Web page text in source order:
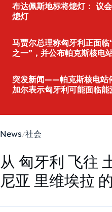
布达佩斯地标将熄灯： 议
熄灯
马贾尔总理称匈牙利正面
之一”，并公布帕克斯核电
突发新闻——帕克斯核电站
加尔表示匈牙利可能面临能
News 社会
从 匈牙利 飞往
尼亚 里维埃拉